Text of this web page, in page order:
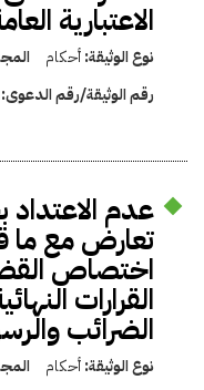
الاعتبارية
نوع الوثيقة:أحكام
رقم الوثيقة/رقم الدعوى:
عدم
تعارض مع ما
اختصاص
القرارات
الضرائب
نوع الوثيقة:أحكام